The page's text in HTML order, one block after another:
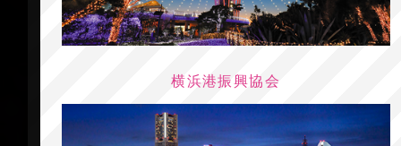
横浜港振興協会